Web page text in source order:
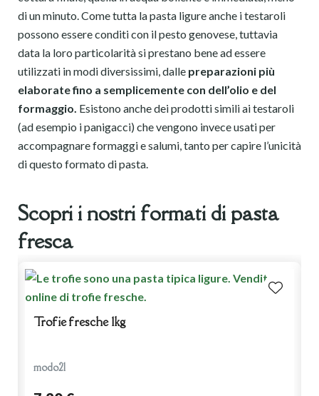
di un minuto. Come tutta la pasta ligure anche i testaroli
possono essere conditi con il pesto genovese, tuttavia
data la loro particolarità si prestano bene ad essere
utilizzati in modi diversissimi, dalle preparazioni più
elaborate fino a semplicemente con dell’olio e del
formaggio. Esistono anche dei prodotti simili ai testaroli
(ad esempio i panigacci) che vengono invece usati per
accompagnare formaggi e salumi, tanto per capire l’unicità
di questo formato di pasta.
Scopri i nostri formati di pasta
fresca
Trofie fresche 1kg
modo21